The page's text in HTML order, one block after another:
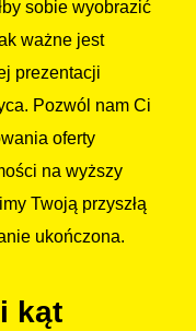
sobie wyobrazić
ważne jest
prezentacji
Pozwól nam Ci
oferty
na wyższy
Twoją przyszłą
ukończona.
kąt